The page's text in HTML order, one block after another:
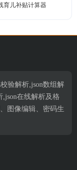
育儿补贴计算器
验解析,json数组解
,json在线解析及格
图像编辑、密码生